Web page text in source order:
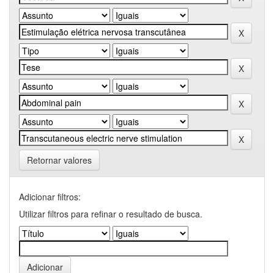
Retornar valores
Adicionar filtros:
Utilizar filtros para refinar o resultado de busca.